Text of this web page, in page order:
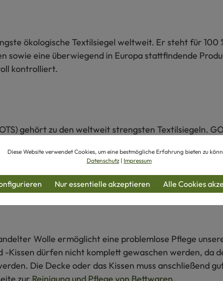
ökologische Textilsiegel weltweit. Er steht für
sowie eine überwiegend in Europa stattfindende
kontrolliert.
gehört zu den weltweit strengsten Textilsiegeln.
Umwelt- und Sozialkriterien. Alle Schritte der
Wolle ermöglicht eine problemlose Pflege
Kissen dürfen nicht komplett gewaschen werden, da
Die Decke oder das Kissen muss anschließend
zur Reinigung und Pflege von Bettwaren.
Diese Website verwendet Cookies, um eine bestmögliche Erfahrung bieten zu
Datenschutz | Impressum
Nur essentielle akzeptieren Alle Cookies